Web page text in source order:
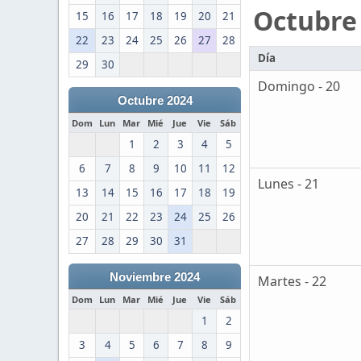
15
16 17 18 19 20
21
22
23 24 25 26 27
28
29
30
Octubre 2024
Dom Lun Mar Mié Jue Vie Sáb
1 2 3 4
5
6
7 8 9 10 11
12
13
14 15 16 17 18
19
20
21 22 23 24 25
26
27
28 29 30 31
Noviembre 2024
Dom Lun Mar Mié Jue Vie Sáb
1
2
3
4 5 6 7 8 9
Octubre
Día
Domingo - 20
Lunes - 21
Martes - 22